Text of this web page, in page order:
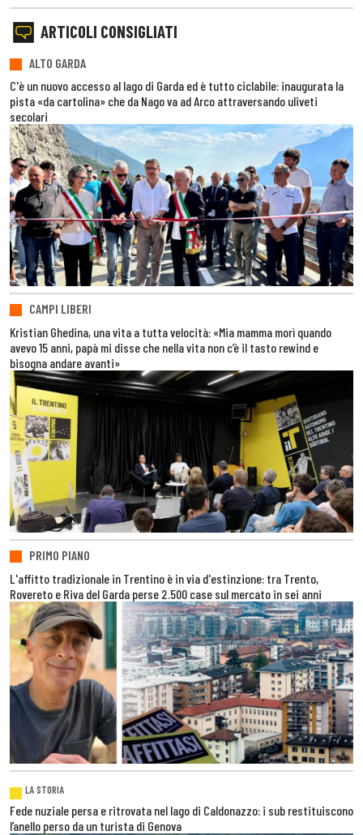
ARTICOLI CONSIGLIATI
ALTO GARDA
C'è un nuovo accesso al lago di Garda ed è tutto ciclabile: inaugurata la
pista «da cartolina» che da Nago va ad Arco attraversando uliveti
secolari
CAMPI LIBERI
Kristian Ghedina, una vita a tutta velocità: «Mia mamma morì quando
avevo 15 anni, papà mi disse che nella vita non c’è il tasto rewind e
bisogna andare avanti»
PRIMO PIANO
L'affitto tradizionale in Trentino è in via d'estinzione: tra Trento,
Rovereto e Riva del Garda perse 2.500 case sul mercato in sei anni
LA STORIA
Fede nuziale persa e ritrovata nel lago di Caldonazzo: i sub restituiscono
l’anello perso da un turista di Genova